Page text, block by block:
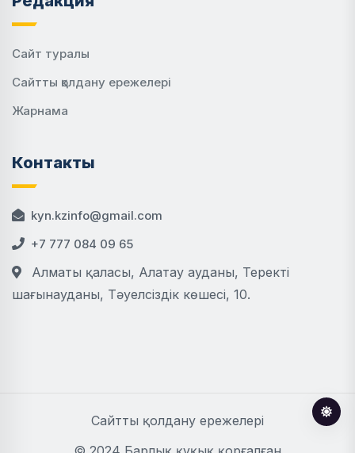
Сайт туралы
Сайтты қолдану ережелері
Жарнама
Контакты
kyn.kzinfo@gmail.com
+7 777 084 09 65
Алматы қаласы, Алатау ауданы, Теректі
шағынауданы, Тәуелсіздік көшесі, 10.
Сайтты қолдану ережелері